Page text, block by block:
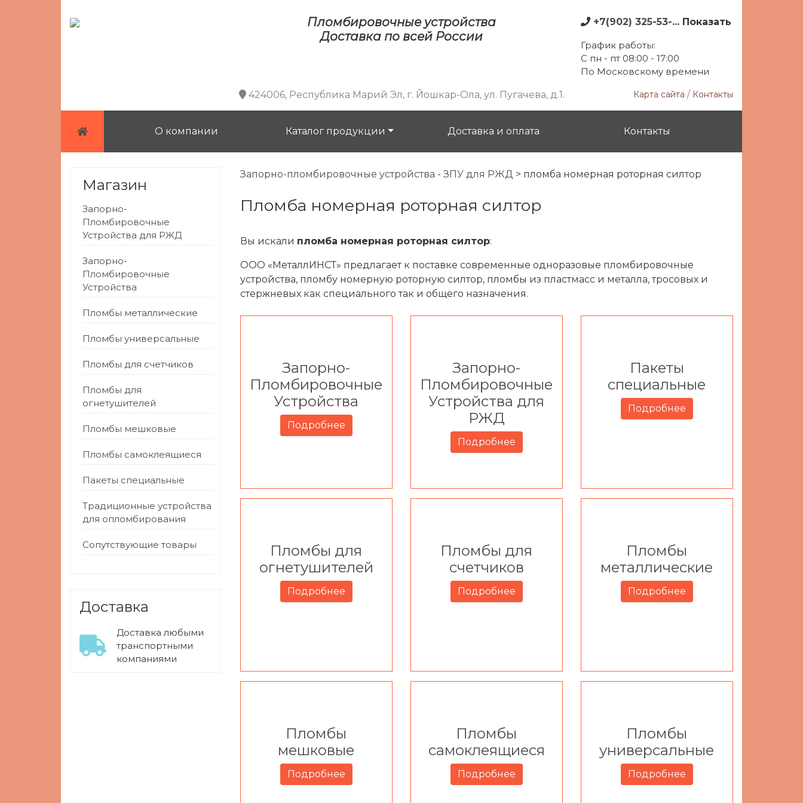
Пломбировочные устройства
Доставка по всей России
+7(902) 325-53-... Показать
График работы:
С пн - пт 08:00 - 17:00
По Московскому времени
424006, Республика Марий Эл, г. Йошкар-Ола, ул. Пугачева, д.1. Карта сайта / Контакты
О компании Каталог продукции Доставка и оплата Контакты
Магазин
Запорно-
Пломбировочные
Устройства для РЖД
Запорно-
Пломбировочные
Устройства
Пломбы металлические
Пломбы универсальные
Пломбы для счетчиков
Пломбы для
огнетушителей
Пломбы мешковые
Пломбы самоклеящиеся
Пакеты специальные
Традиционные устройства
для опломбирования
Сопутствующие товары
Доставка
Доставка любыми
транспортными
компаниями
Запорно-пломбировочные устройства - ЗПУ для РЖД > пломба номерная роторная силтор
пломба номерная роторная силтор
Вы искали пломба номерная роторная силтор:
ООО «МеталлИНСТ» предлагает к поставке современные одноразовые пломбировочные
устройства, пломбу номерную роторную силтор, пломбы из пластмасс и металла, тросовых и
стержневых как специального так и общего назначения.
Запорно-
Пломбировочные
Устройства
Подробнее
Запорно-
Пломбировочные
Устройства для
РЖД
Подробнее
Пакеты
специальные
Подробнее
Пломбы для
огнетушителей
Подробнее
Пломбы для
счетчиков
Подробнее
Пломбы
металлические
Подробнее
Пломбы
мешковые
Подробнее
Пломбы
самоклеящиеся
Подробнее
Пломбы
универсальные
Подробнее